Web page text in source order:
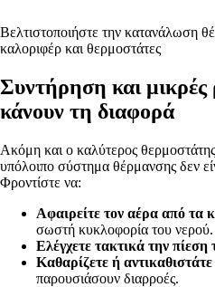
Βελτιστοποιήστε την κατανάλωση
καλοριφέρ και θερμοστάτες
Συντήρηση και μικρές
κάνουν τη διαφορά
Ακόμη και ο καλύτερος
υπόλοιπο σύστημα θέρμανσης δεν
Φροντίστε να:
Αφαιρείτε τον αέρα από τα
σωστή κυκλοφορία του νερού.
Ελέγχετε τακτικά την πίεση
Καθαρίζετε ή αντικαθιστάτε
παρουσιάσουν διαρροές.